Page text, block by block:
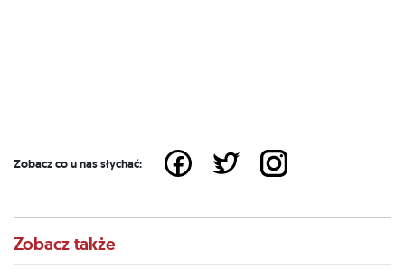
Zobacz co u nas słychać:
Zobacz także